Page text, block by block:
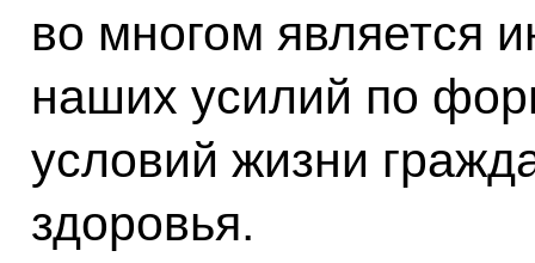
во многом является
наших усилий по
условий жизни
здоровья.